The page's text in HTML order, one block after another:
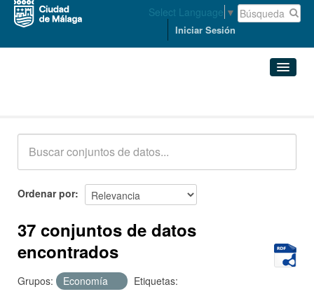
Select Language ▼
Iniciar Sesión
Acerca de
Ordenar por
37 conjuntos de datos
encontrados
Grupos: Economía
Etiquetas: